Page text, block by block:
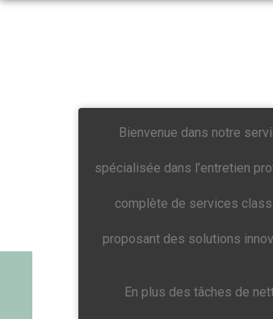
Bienvenue dans notre
spécialisée dans l’entretien
complète de services
proposant des solutions
En plus des tâches de